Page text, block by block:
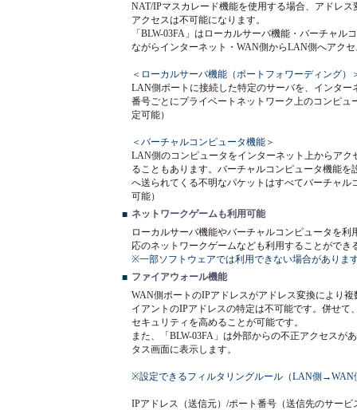
NAT/IPマスカレード機能を使用する場合、アドレ
アクセスは不可能になります。
「BLW-03FA」はローカルサーバ機能・バーチャ
ながらインターネット・WAN側からLAN側へアク
＜ローカルサーバ機能（ポートフォワーディング）
LAN側ポートに接続した特定のサーバを、インタ
番号ごとにプライベートネットワーク上のコンピ
定可能）
＜バーチャルコンピュータ機能＞
LAN側のコンピュータをインターネット上からアク
ることもあります。バーチャルコンピュータ機能
へ送られてくる不明なパケットはすべてバーチャ
可能）
■ ネットワークゲームも利用可能
ローカルサーバ機能やバーチャルコンピュータを
応のネットワークゲームなども利用することが
※一部ソフトウェアでは利用できない場合がありま
■ ファイアウォール機能
WAN側ポートのIPアドレスがアドレス変換により
イアントのIPアドレスの特定は不可能です。併せ
セキュリティを高めることが可能です。
また、「BLW-03FA」は外部からの不正アクセスが
タス画面に表示します。
※設定できるフィルタリングルール（LAN側→WAN
IPアドレス（送信元）/ポート番号（送信先のサー